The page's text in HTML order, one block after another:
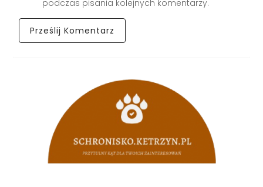
podczas pisania kolejnych komentarzy.